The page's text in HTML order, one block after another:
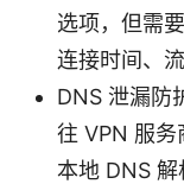
选项，但需
连接时间、
DNS 泄漏防
往 VPN 服务
本地 DNS 解